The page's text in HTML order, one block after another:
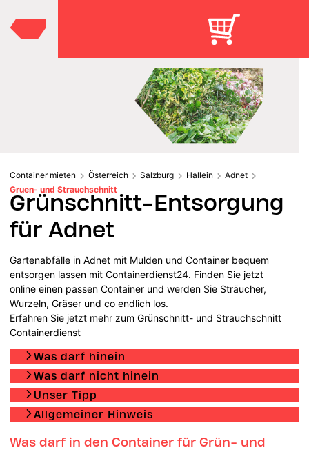
Container mieten Österreich Salzburg Hallein
Adnet
Gruen- und Strauchschnitt
Grünschnitt-Entsorgung
für Adnet
Gartenabfälle in Adnet mit Mulden und Container bequem
entsorgen lassen mit Containerdienst24. Finden Sie jetzt
online einen passen Container und werden Sie Sträucher,
Wurzeln, Gräser und co endlich los.
Erfahren Sie jetzt mehr zum Grünschnitt- und Strauchschnitt
Containerdienst
Was darf hinein
Was darf nicht hinein
Unser Tipp
Allgemeiner Hinweis
Was darf in den Container für Grün- und